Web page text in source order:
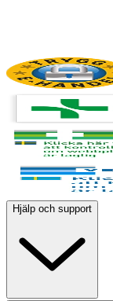
Hjälp och support